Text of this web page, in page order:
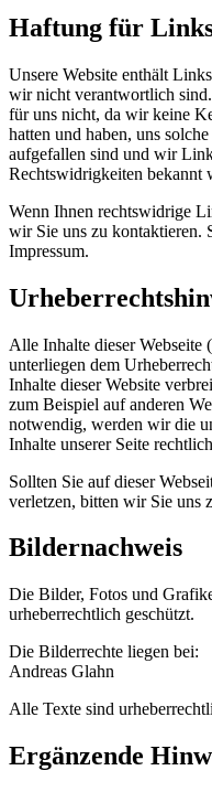
Haftung für
Unsere Website enthält
wir nicht verantwortlich
für uns nicht, da wir keine
hatten und haben, uns
aufgefallen sind und wir
Rechtswidrigkeiten bekannt
Wenn Ihnen rechtswidrige
wir Sie uns zu kontaktieren.
Impressum.
Alle Inhalte dieser Webseite
unterliegen dem
Inhalte dieser Website
zum Beispiel auf anderen
notwendig, werden wir die
Inhalte unserer Seite
Sollten Sie auf dieser
verletzen, bitten wir Sie uns
Bildernachweis
Die Bilder, Fotos und
urheberrechtlich geschützt.
Die Bilderrechte liegen bei:
Andreas Glahn
Alle Texte sind
Ergänzende